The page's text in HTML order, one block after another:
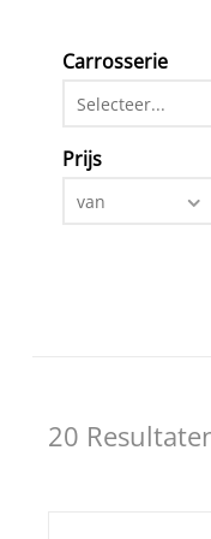
Carrosserie
Selecteer...
Prijs
van
20